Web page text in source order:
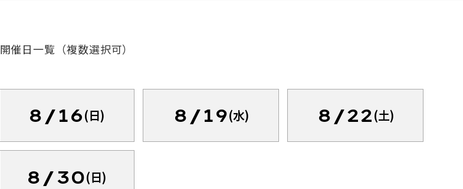
開催日一覧（複数選択可）
8/16(日) 8/19(水) 8/22(土)
8/30(日)